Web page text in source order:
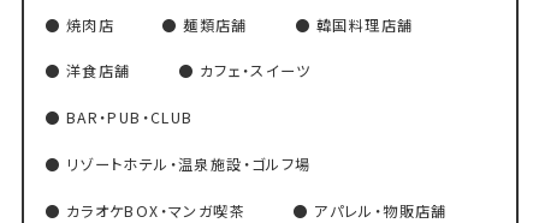
焼肉店 麺類店舗 韓国料理店舗
洋食店舗 カフェ・スイーツ
BAR・PUB・CLUB
リゾートホテル・温泉施設・ゴルフ場
カラオケBOX・マンガ喫茶 アパレル・物販店舗